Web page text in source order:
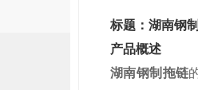
标题：湖南钢
产品概述
湖南钢制拖链